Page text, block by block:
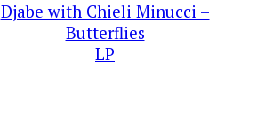
Djabe with Chieli Minucci –
Butterflies
LP